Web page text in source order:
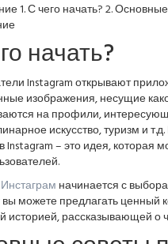
1. С чего начать? 2.
начать?
Instagram открывают
изображения, несущие
на профили,
искусство, туризм и
Instagram – это идея,
начинается с
можете предлагать ценный
историей, рассказывающей о